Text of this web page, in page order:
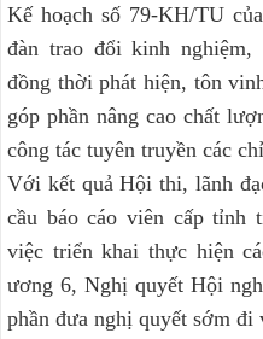
Kế hoạch số 79-KH/TU
đàn trao đổi kinh nghiệm,
đồng thời phát hiện, tôn
góp phần nâng cao chất
công tác tuyên truyền các
Với kết quả Hội thi, lãnh
cầu báo cáo viên cấp tỉnh
việc triển khai thực hiện
ương 6, Nghị quyết Hội
phần đưa nghị quyết sớm đi